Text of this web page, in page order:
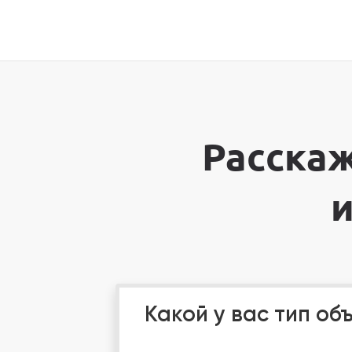
Какой у вас тип